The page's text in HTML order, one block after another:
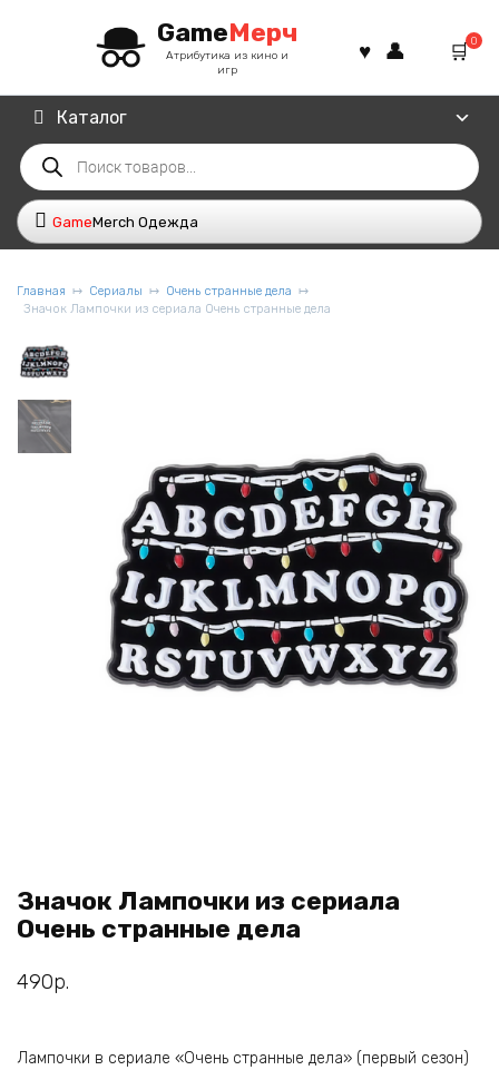
GameМерч
Атрибутика из кино и
игр
0
Каталог
Поиск
товаров
GameMerch Одежда
Главная Сериалы
Очень странные дела
Значок Лампочки из сериала Очень странные дела
Значок Лампочки из сериала
Очень странные дела
490р.
Лампочки в сериале «Очень странные дела» (первый сезон)